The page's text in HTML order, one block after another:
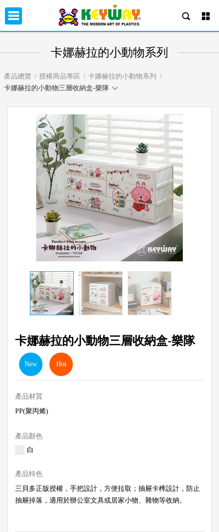
卡娜赫拉的小動物系列
產品總覽 授權商品專區
卡娜赫拉的小動物系列
卡娜赫拉的小動物三層收納盒-樂隊
卡娜赫拉的小動物三層收納盒-樂隊
New Hot
產品材質
PP(聚丙烯)
產品顏色
白
產品特色
三貝多正版授權，手把設計，方便拉取；抽屜卡榫設計，防止
抽屜掉落，適用於辦公室文具或居家小物、雜物等收納。